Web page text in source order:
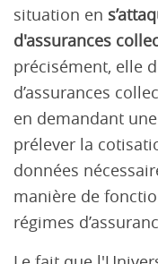
situation en
d'assurances
précisément, elle
d’assurances
en demandant
prélever la
données
manière de
régimes